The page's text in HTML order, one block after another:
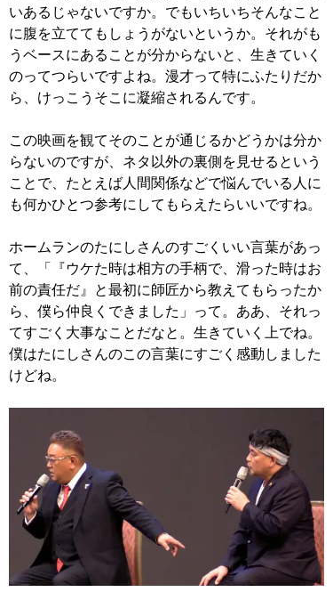
いあるじゃないですか。でもいちいちそんなこと
に腹を立ててもしょうがないというか。それがも
うベースにあることが分からないと、生きていく
のってつらいですよね。漫才って特にふたりだか
ら、けっこうそこに凝縮されるんです。
この映画を観てそのことが通じるかどうかは分か
らないのですが、ネタ以外の裏側を見せるという
ことで、たとえば人間関係などで悩んでいる人に
も何かひとつ参考にしてもらえたらいいですね。
ホームランのたにしさんのすごくいい言葉があっ
て、「『ウケた時は相方の手柄で、滑った時はお
前の責任だ』と最初に師匠から教えてもらったか
ら、僕ら仲良くできました」って。ああ、それっ
てすごく大事なことだなと。生きていく上でね。
僕はたにしさんのこの言葉にすごく感動しました
けどね。